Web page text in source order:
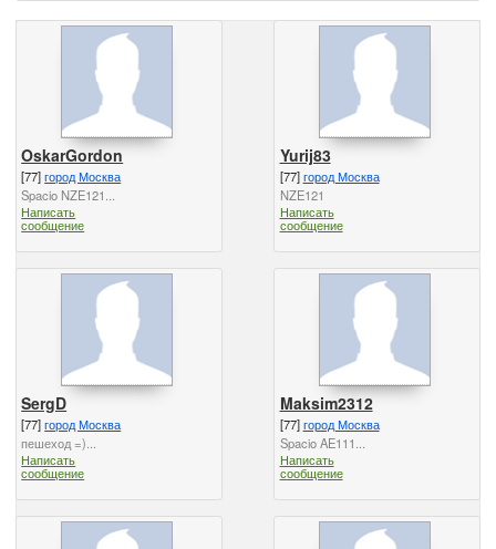
OskarGordon
[77]город Москва
Spacio NZE121...
Написать
сообщение
Yurij83
[77]город Москва
NZE121
Написать
сообщение
SergD
[77]город Москва
пешеход =)...
Написать
сообщение
Maksim2312
[77]город Москва
Spacio AE111...
Написать
сообщение